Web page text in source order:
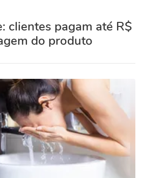
clientes pagam até R$
do produto